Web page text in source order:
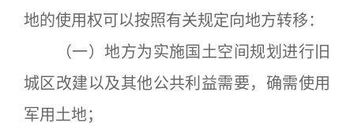
地的使用权可以按照有关规定向地方转移：
（一）地方为实施国土空间规划进行旧
城区改建以及其他公共利益需要，确需使用
军用土地；